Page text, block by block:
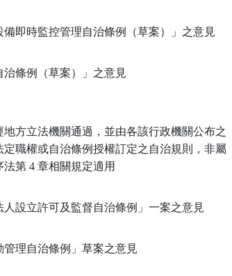
即時監控管理自治條例（草案）」之意見
條例（草案）」之意見
方立法機關通過，並由各該行政機關公布之
職權或自治條例授權訂定之自治規則，非屬
第 4 章相關規定適用
設立許可及監督自治條例」一案之意見
理自治條例」草案之意見